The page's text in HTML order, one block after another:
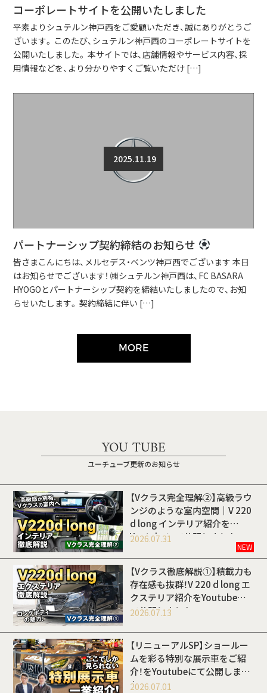
コーポレートサイトを公開いたしました
平素よりシュテルン神戸西をご愛顧いただき、誠にありがとうご
ざいます。 このたび、シュテルン神戸西のコーポレートサイトを
公開いたしました。 本サイトでは、店舗情報やサービス内容、採
用情報などを、より分かりやすくご覧いただけ […]
2025.11.19
パートナーシップ契約締結のお知らせ
皆さまこんにちは、メルセデス・ベンツ神戸西でございます 本日
はお知らせでございます！ ㈱シュテルン神戸西は、FC BASARA
HYOGOとパートナーシップ契約を締結いたしましたので、お知
らせいたします。 契約締結に伴い […]
MORE
YOU TUBE
ユーチューブ更新のお知らせ
【Vクラス完全理解②】高級ラウ
ンジのような室内空間｜V 220
d long インテリア紹介を
Youtubeにて公開しました
2026.07.31
NEW
【Vクラス徹底解説①】積載力も
存在感も抜群！V 220 d long エ
クステリア紹介をYoutubeに
て公開しました
2026.07.13
【リニューアルSP】ショールー
ムを彩る特別な展示車をご紹
介！をYoutubeにて公開しまし
た
2026.07.01